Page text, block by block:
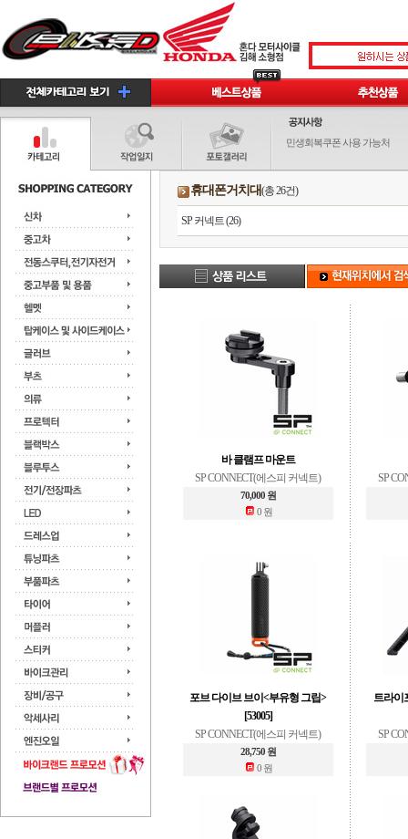
민생회복쿠폰 사용 가능처
휴대폰거치대(총 26건)
SP 커넥트 (26)
바 클램프 마운트
SP CONNECT(에스피 커넥트)
70,000 원
0 원
SP
포브 다이브 브이<부유형 그립>
[53005]
SP CONNECT(에스피 커넥트)
28,750 원
0 원
트라이
SP